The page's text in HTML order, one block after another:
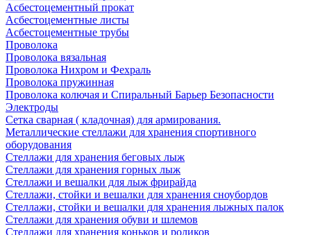
Асбестоцементный прокат
Асбестоцементные листы
Асбестоцементные трубы
Проволока
Проволока вязальная
Проволока Нихром и Фехраль
Проволока пружинная
Проволока колючая и Спиральный Барьер Безопасности
Электроды
Сетка сварная ( кладочная) для армирования.
Металлические стеллажи для хранения спортивного
оборудования
Стеллажи для хранения беговых лыж
Стеллажи для хранения горных лыж
Стеллажи и вешалки для лыж фрирайда
Стеллажи, стойки и вешалки для хранения сноубордов
Стеллажи, стойки и вешалки для хранения лыжных палок
Стеллажи для хранения обуви и шлемов
Стеллажи для хранения коньков и роликов